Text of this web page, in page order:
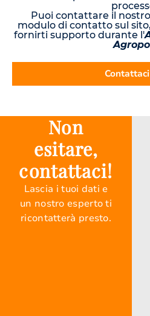
Puoi contattare il
modulo di contatto sul
fornirti supporto durante l'
Non
esitare,
contattaci!
Lascia i tuoi dati e
un nostro esperto ti
ricontatterà presto.